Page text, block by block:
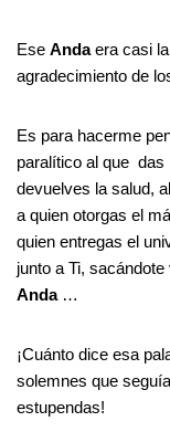
Ese Andaera casi la
agradecimiento de
Es para hacerme
paralítico al que das
devuelves la salud,
a quien otorgas el
quien entregas el
junto a Ti,
Anda…
¡Cuánto dice esa
solemnes que
estupendas!